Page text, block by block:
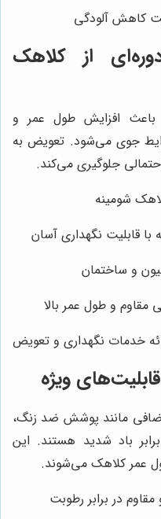
کاهش آلودگی
از کلاهک
افزایش طول عمر و
جوی می‌شود. تعویض به
جلوگیری می‌کند.
شومینه
قابلیت نگهداری آسان
و ساختمان
و طول عمر بالا
خدمات نگهداری و تعویض
ویژه
مانند پوشش ضد زنگ،
باد شدید هستند. این
عمر کلاهک می‌شوند.
در برابر رطوبت